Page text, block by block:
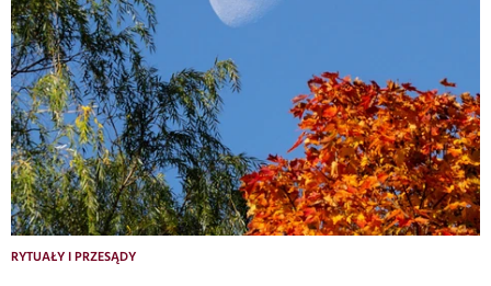
RYTUAŁY I PRZESĄDY